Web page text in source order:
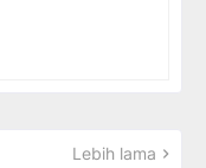
Lebih lama